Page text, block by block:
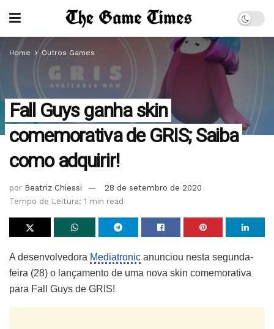
Home Outros Games
Fall Guys ganha skin
comemorativa de GRIS; Saiba
como adquirir!
por Beatriz Chiessi
28 de setembro de 2020
Tempo de Leitura: 1 min read
A desenvolvedora Mediatronic anunciou nesta segunda-
feira (28) o lançamento de uma nova skin comemorativa
para Fall Guys de GRIS!